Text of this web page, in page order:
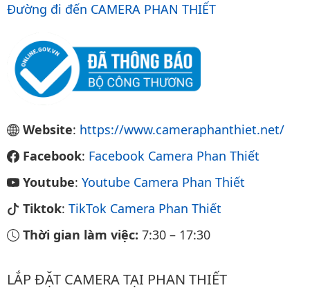
Đường đi đến CAMERA PHAN THIẾT
Website: https://www.cameraphanthiet.net/
Facebook: Facebook Camera Phan Thiết
Youtube: Youtube Camera Phan Thiết
Tiktok: TikTok Camera Phan Thiết
Thời gian làm việc: 7:30 – 17:30
LẮP ĐẶT CAMERA TẠI PHAN THIẾT